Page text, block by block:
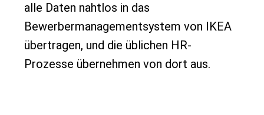
alle Daten nahtlos in das
Bewerbermanagementsystem von IKEA
übertragen, und die üblichen HR-
Prozesse übernehmen von dort aus.